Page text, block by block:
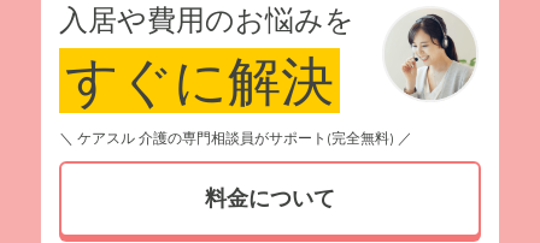
入居や費用のお悩みを
すぐに解決
＼ ケアスル 介護の専門相談員がサポート(完全無料) ／
料金について